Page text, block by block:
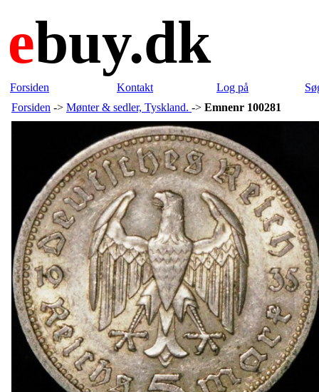
ebuy.dk
Forsiden Kontakt Log på
Forsiden -> Mønter & sedler, Tyskland. -> Emnenr 100281